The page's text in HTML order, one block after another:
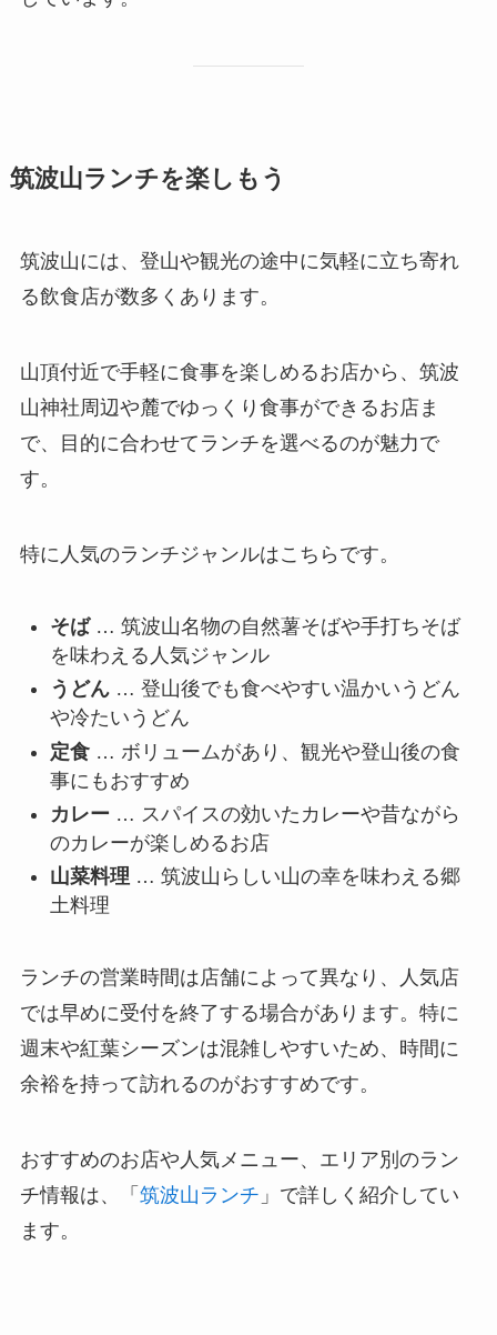
筑波山ランチを楽しもう
筑波山には、登山や観光の途中に気軽に立ち寄れ
る飲食店が数多くあります。
山頂付近で手軽に食事を楽しめるお店から、筑波
山神社周辺や麓でゆっくり食事ができるお店ま
で、目的に合わせてランチを選べるのが魅力で
す。
特に人気のランチジャンルはこちらです。
そば… 筑波山名物の自然薯そばや手打ちそば
を味わえる人気ジャンル
うどん… 登山後でも食べやすい温かいうどん
や冷たいうどん
定食… ボリュームがあり、観光や登山後の食
事にもおすすめ
カレー … スパイスの効いたカレーや昔ながら
のカレーが楽しめるお店
山菜料理 … 筑波山らしい山の幸を味わえる郷
土料理
ランチの営業時間は店舗によって異なり、人気店
では早めに受付を終了する場合があります。特に
週末や紅葉シーズンは混雑しやすいため、時間に
余裕を持って訪れるのがおすすめです。
おすすめのお店や人気メニュー、エリア別のラン
チ情報は、「 筑波山ランチ 」で詳しく紹介してい
ます。